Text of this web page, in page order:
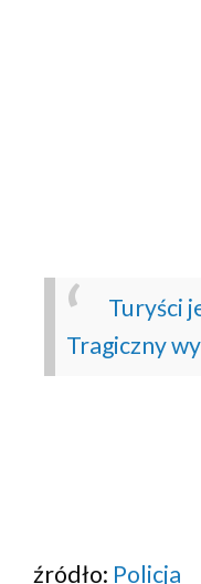
Turyści
Tragiczny
źródło: Policja